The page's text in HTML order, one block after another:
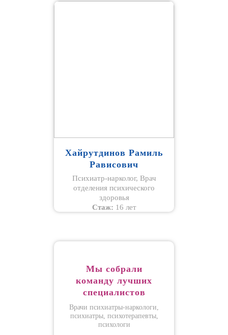
Хайрутдинов Рамиль
Рависович
Психиатр-нарколог, Врач
отделения психического
здоровья
Стаж: 16 лет
Мы собрали
команду лучших
специалистов
Врачи психиатры-наркологи,
психиатры, психотерапевты,
психологи